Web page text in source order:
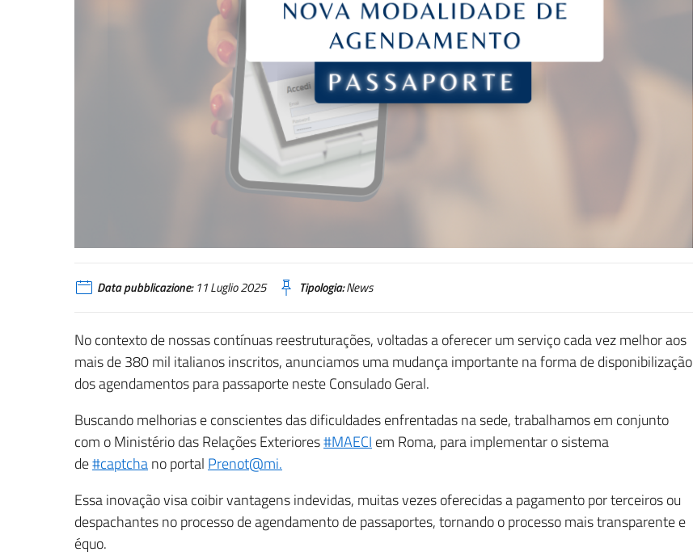
Data pubblicazione:11 Luglio 2025 Tipologia:News
No contexto de nossas contínuas reestruturações, voltadas a oferecer um serviço cada vez melhor aos
mais de 380 mil italianos inscritos, anunciamos uma mudança importante na forma de disponibilização
dos agendamentos para passaporte neste Consulado Geral.
Buscando melhorias e conscientes das dificuldades enfrentadas na sede, trabalhamos em conjunto
com o Ministério das Relações Exteriores#MAECI em Roma, para implementar o sistema
de#captchano portal Prenot@mi.
Essa inovação visa coibir vantagens indevidas, muitas vezes oferecidas a pagamento por terceiros ou
despachantes no processo de agendamento de passaportes, tornando o processo mais transparente e
équo.